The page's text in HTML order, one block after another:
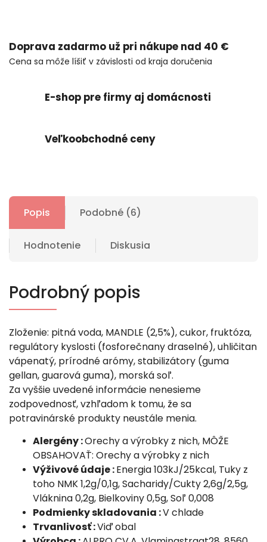
Doprava zadarmo už pri nákupe nad 40 €
Cena sa môže líšiť v závislosti od kraja doručenia
E-shop pre firmy aj domácnosti
Veľkoobchodné ceny
Popis Podobné (6)
Hodnotenie Diskusia
Podrobný popis
Zloženie: pitná voda, MANDLE (2,5%), cukor, fruktóza,
regulátory kyslosti (fosforečnany draselné), uhličitan
vápenatý, prírodné arómy, stabilizátory (guma
gellan, guarová guma), morská soľ.
Za vyššie uvedené informácie nenesieme
zodpovednosť, vzhľadom k tomu, že sa
potravinárské produkty neustále menia.
Alergény :Orechy a výrobky z nich, MÔŽE
OBSAHOVAŤ: Orechy a výrobky z nich
Výživové údaje :Energia 103kJ/25kcal, Tuky z
toho NMK 1,2g/0,1g, Sacharidy/Cukty 2,6g/2,5g,
Vláknina 0,2g, Bielkoviny 0,5g, Soľ 0,008
Podmienky skladovania :V chlade
Trvanlivosť :Viď obal